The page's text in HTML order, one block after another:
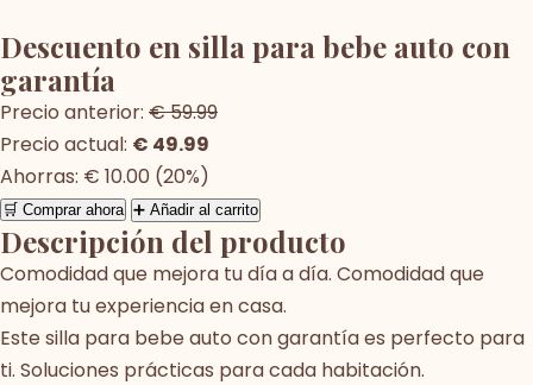
Descuento en silla para bebe auto con
garantía
Precio anterior: € 59.99
Precio actual: € 49.99
Ahorras: € 10.00 (20%)
🛒 Comprar ahora ➕ Añadir al carrito
Descripción del producto
Comodidad que mejora tu día a día. Comodidad que
mejora tu experiencia en casa.
Este silla para bebe auto con garantía es perfecto para
ti. Soluciones prácticas para cada habitación.